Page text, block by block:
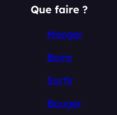
Que faire ?
Manger
Boire
Sortir
Bouger